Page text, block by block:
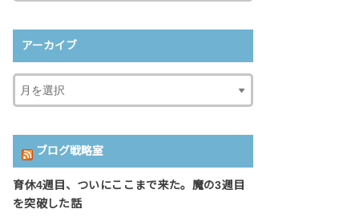
アーカイブ
ブログ戦略室
育休4週目、ついにここまで来た。魔の3週目
を突破した話